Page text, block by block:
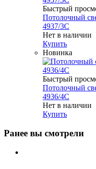
Быстрый
Потолочный
4937/3C
Нет в наличии
Купить
Новинка
Быстрый
Потолочный
4936/4C
Нет в наличии
Купить
Ранее вы смотрели